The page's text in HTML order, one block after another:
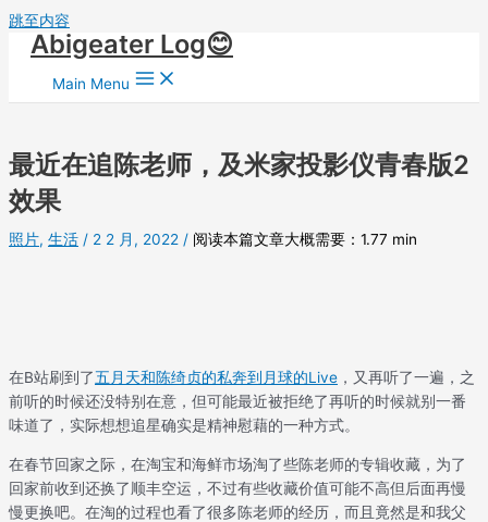
跳至内容
Abigeater Log😊
Main Menu
最近在追陈老师，及米家投影仪青春版2
效果
照片, 生活 / 2 2 月, 2022 / 阅读本篇文章大概需要：1.77 min
在B站刷到了五月天和陈绮贞的私奔到月球的Live ，又再听了一遍，之
前听的时候还没特别在意，但可能最近被拒绝了再听的时候就别一番
味道了，实际想想追星确实是精神慰藉的一种方式。
在春节回家之际，在淘宝和海鲜市场淘了些陈老师的专辑收藏，为了
回家前收到还换了顺丰空运，不过有些收藏价值可能不高但后面再慢
慢更换吧。在淘的过程也看了很多陈老师的经历，而且竟然是和我父